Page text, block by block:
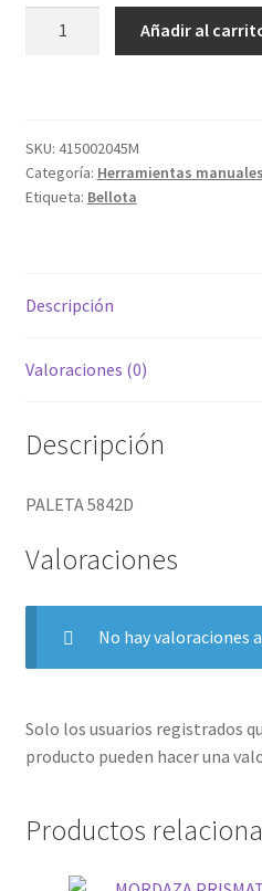
Añadir al
SKU: 415002045M
Categoría: Herramientas manuales
Etiqueta: Bellota
Descripción
Valoraciones (0)
Descripción
PALETA 5842D
Valoraciones
No hay valoraciones
Solo los usuarios registrados
producto pueden hacer una
Productos